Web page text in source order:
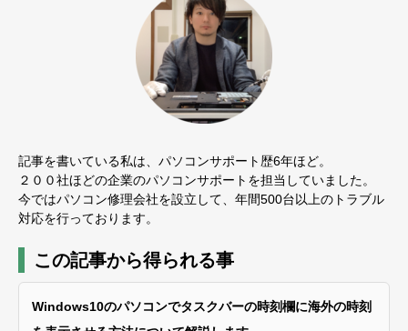
記事を書いている私は、パソコンサポート歴6年ほど。
２００社ほどの企業のパソコンサポートを担当していました。
今ではパソコン修理会社を設立して、年間500台以上のトラブル
対応を行っております。
この記事から得られる事
Windows10のパソコンでタスクバーの時刻欄に海外の時刻